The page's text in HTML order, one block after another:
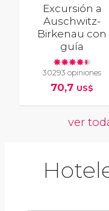
Excursión a
Auschwitz-
Birkenau con
guía
30293 opiniones
70,7 US$
ver